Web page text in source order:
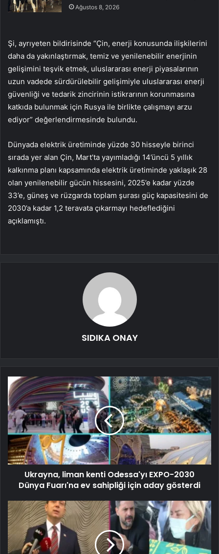
Ağustos 8, 2026
Şi, ayrıyeten bildirisinde “Çin, enerji konusunda ilişkilerini
daha da yakınlaştırmak, temiz ve yenilenebilir enerjinin
gelişimini teşvik etmek, uluslararası enerji piyasalarının
uzun vadede sürdürülebilir gelişimiyle uluslararası enerji
güvenliği ve tedarik zincirinin istikrarının korunmasına
katkıda bulunmak için Rusya ile birlikte çalışmayı arzu
ediyor” değerlendirmesinde bulundu.
Dünyada elektrik üretiminde yüzde 30 hisseyle birinci
sırada yer alan Çin, Mart’ta yayımladığı 14’üncü 5 yıllık
kalkınma planı kapsamında elektrik üretiminde yaklaşık 28
olan yenilenebilir gücün hissesini, 2025’e kadar yüzde
33’e, güneş ve rüzgarda toplam şurası güç kapasitesini de
2030’a kadar 1,2 teravata çıkarmayı hedeflediğini
açıklamıştı.
SIDIKA ONAY
Ukrayna, liman kenti Odessa'yı EXPO-2030
Dünya Fuarı'na ev sahipliği için aday gösterdi